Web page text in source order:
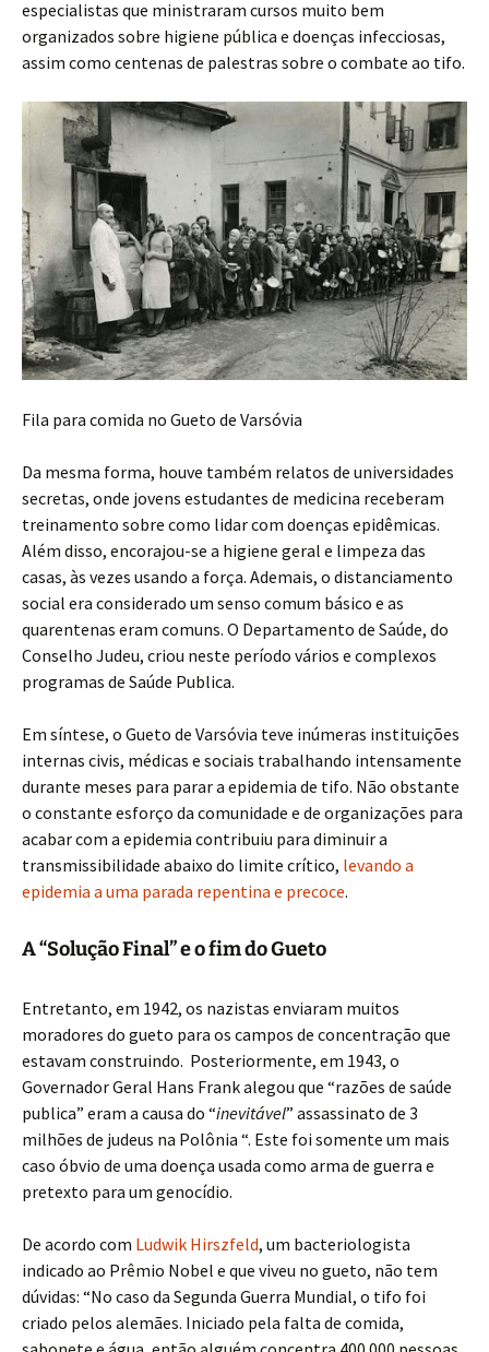
especialistas que ministraram cursos muito bem
organizados sobre higiene pública e doenças infecciosas,
assim como centenas de palestras sobre o combate ao tifo.
Fila para comida no Gueto de Varsóvia
Da mesma forma, houve também relatos de universidades
secretas, onde jovens estudantes de medicina receberam
treinamento sobre como lidar com doenças epidêmicas.
Além disso, encorajou-se a higiene geral e limpeza das
casas, às vezes usando a força. Ademais, o distanciamento
social era considerado um senso comum básico e as
quarentenas eram comuns. O Departamento de Saúde, do
Conselho Judeu, criou neste período vários e complexos
programas de Saúde Publica.
Em síntese, o Gueto de Varsóvia teve inúmeras instituições
internas civis, médicas e sociais trabalhando intensamente
durante meses para parar a epidemia de tifo. Não obstante
o constante esforço da comunidade e de organizações para
acabar com a epidemia contribuiu para diminuir a
transmissibilidade abaixo do limite crítico, levando a
epidemia a uma parada repentina e precoce.
A “Solução Final” e o fim do Gueto
Entretanto, em 1942, os nazistas enviaram muitos
moradores do gueto para os campos de concentração que
estavam construindo. Posteriormente, em 1943, o
Governador Geral Hans Frank alegou que “razões de saúde
publica” eram a causa do “inevitável” assassinato de 3
milhões de judeus na Polônia “. Este foi somente um mais
caso óbvio de uma doença usada como arma de guerra e
pretexto para um genocídio.
De acordo com Ludwik Hirszfeld, um bacteriologista
indicado ao Prêmio Nobel e que viveu no gueto, não tem
dúvidas: “No caso da Segunda Guerra Mundial, o tifo foi
criado pelos alemães. Iniciado pela falta de comida,